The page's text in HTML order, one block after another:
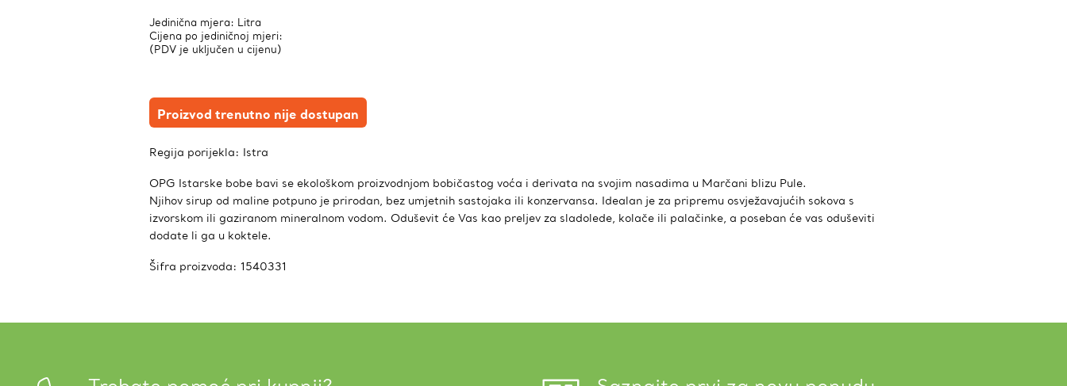
Jedinična mjera: Litra
Cijena po jediničnoj mjeri:
(PDV je uključen u cijenu)
Proizvod trenutno nije dostupan
Regija porijekla: Istra
OPG Istarske bobe bavi se ekološkom proizvodnjom bobičastog voća i derivata na svojim nasadima u Marčani blizu Pule.
Njihov sirup od maline potpuno je prirodan, bez umjetnih sastojaka ili konzervansa. Idealan je za pripremu osvježavajućih sokova s
izvorskom ili gaziranom mineralnom vodom. Oduševit će Vas kao preljev za sladolede, kolače ili palačinke, a poseban će vas oduševiti
dodate li ga u koktele.
Šifra proizvoda: 1540331